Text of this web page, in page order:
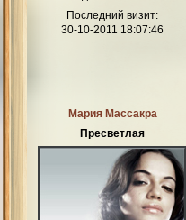
Последний визит:
30-10-2011 18:07:46
Мария Массакра
Пресветлая